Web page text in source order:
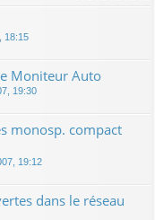
18:15
Moniteur Auto
19:30
monosp. compact
19:12
dans le réseau